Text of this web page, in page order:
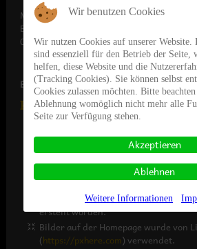
Marc Honauer
Badstubenvorstadt 17
06712 Zeitz
Bildrechte:
Klangschmiede Zeitz
Silderbild 01 von der Galerie -
der Homepage wurde vom Fotograf
(Bildmontage)
Bilder von der Galerie - Twitch-
Homepage wurde vom Steffen
Die Bilder Galerien sind von
erstellt worden.
Bilder auf der Homepage wurde von
(https://pxhere.com) verwendet.
Wir benutzen Cookies
Wir nutzen Cookies auf unserer
sind essenziell für den Betrieb der Seite,
helfen, diese Website und die
(Tracking Cookies). Sie können selbst
Cookies zulassen möchten. Bitte
Ablehnung womöglich nicht mehr alle
Seite zur Verfügung stehen.
Akzeptieren
Ablehnen
Weitere Informationen